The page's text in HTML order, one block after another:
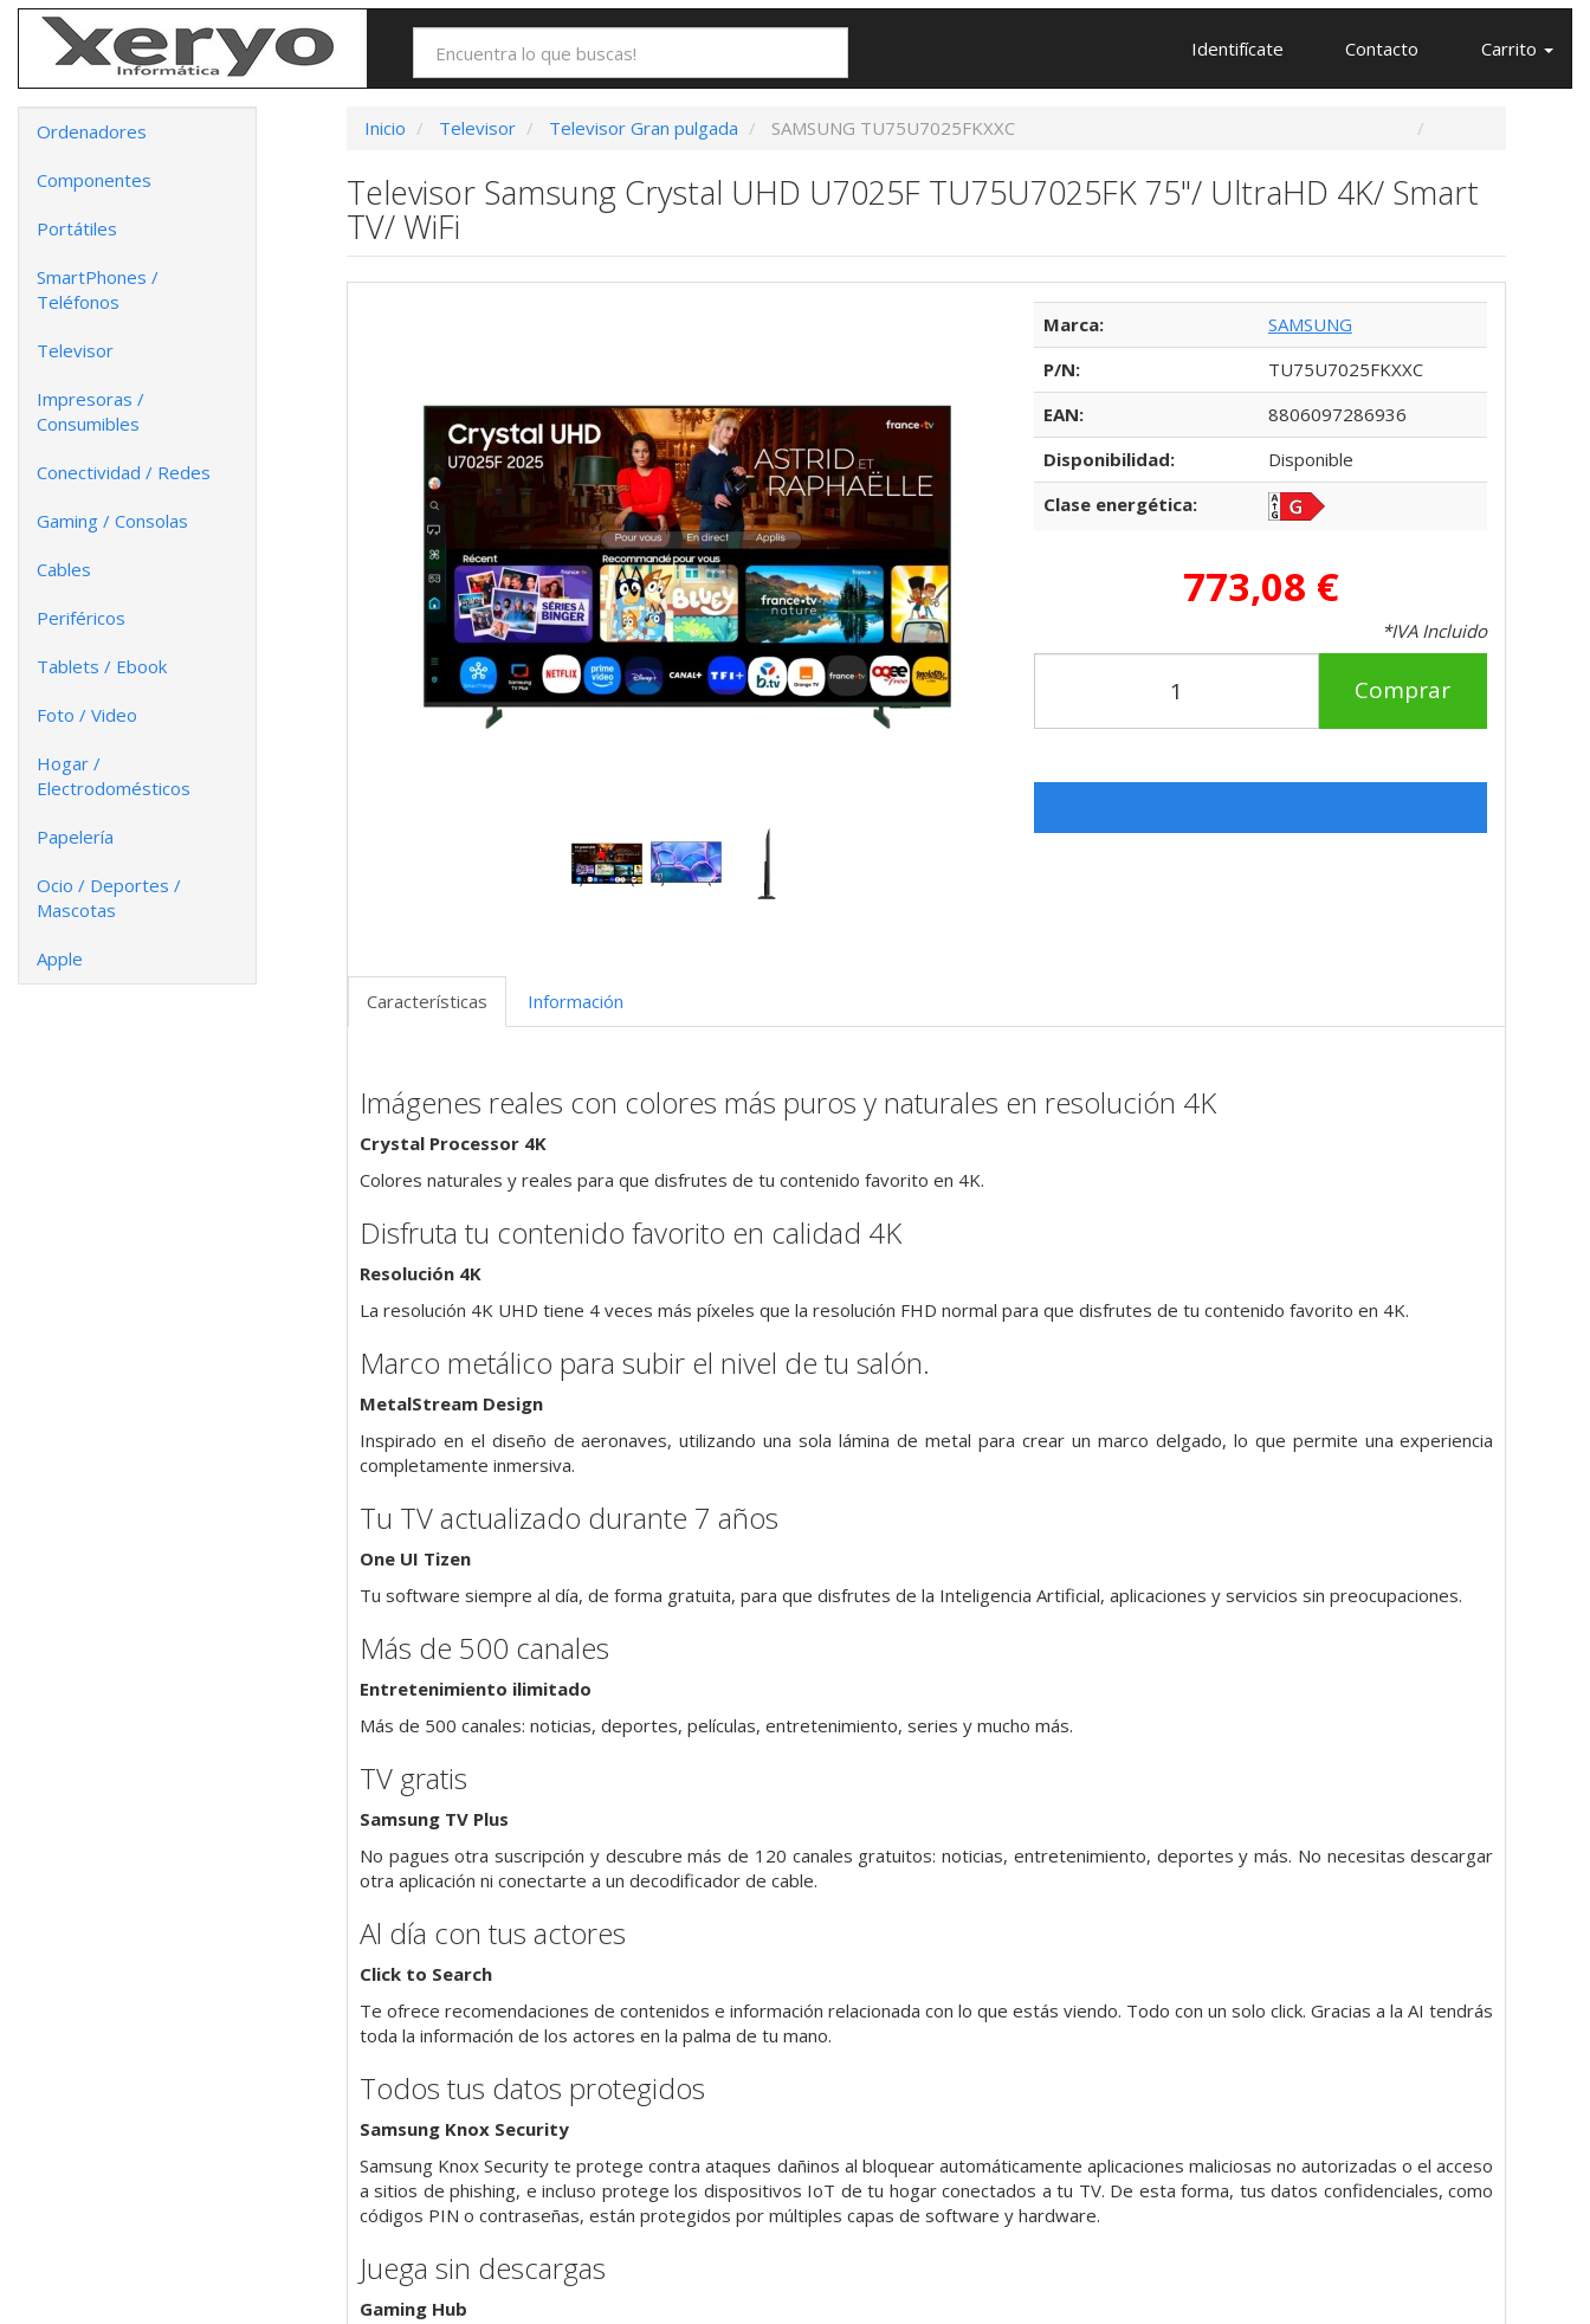
Identifícate Contacto Carrito
Ordenadores
Componentes
Portátiles
SmartPhones /
Teléfonos
Televisor
Impresoras /
Consumibles
Conectividad / Redes
Gaming / Consolas
Cables
Periféricos
Tablets / Ebook
Foto / Video
Hogar /
Electrodomésticos
Papelería
Ocio / Deportes /
Mascotas
Apple
Inicio Televisor Televisor Gran pulgada SAMSUNG TU75U7025FKXXC
Televisor Samsung Crystal UHD U7025F TU75U7025FK 75"/ UltraHD 4K/ Smart
TV/ WiFi
Marca:
SAMSUNG
P/N:
TU75U7025FKXXC
EAN:
8806097286936
Disponibilidad:
Disponible
Clase energética:
773,08 €
*IVA Incluido
Comprar
Características Información
Imágenes reales con colores más puros y naturales en resolución 4K
Crystal Processor 4K
Colores naturales y reales para que disfrutes de tu contenido favorito en 4K.
Disfruta tu contenido favorito en calidad 4K
Resolución 4K
La resolución 4K UHD tiene 4 veces más píxeles que la resolución FHD normal para que disfrutes de tu contenido favorito en 4K.
Marco metálico para subir el nivel de tu salón.
MetalStream Design
Inspirado en el diseño de aeronaves, utilizando una sola lámina de metal para crear un marco delgado, lo que permite una experiencia
completamente inmersiva.
Tu TV actualizado durante 7 años
One UI Tizen
Tu software siempre al día, de forma gratuita, para que disfrutes de la Inteligencia Artificial, aplicaciones y servicios sin preocupaciones.
Más de 500 canales
Entretenimiento ilimitado
Más de 500 canales: noticias, deportes, películas, entretenimiento, series y mucho más.
TV gratis
Samsung TV Plus
No pagues otra suscripción y descubre más de 120 canales gratuitos: noticias, entretenimiento, deportes y más. No necesitas descargar
otra aplicación ni conectarte a un decodificador de cable.
Al día con tus actores
Click to Search
Te ofrece recomendaciones de contenidos e información relacionada con lo que estás viendo. Todo con un solo click. Gracias a la AI tendrás
toda la información de los actores en la palma de tu mano.
Todos tus datos protegidos
Samsung Knox Security
Samsung Knox Security te protege contra ataques dañinos al bloquear automáticamente aplicaciones maliciosas no autorizadas o el acceso
a sitios de phishing, e incluso protege los dispositivos IoT de tu hogar conectados a tu TV. De esta forma, tus datos confidenciales, como
códigos PIN o contraseñas, están protegidos por múltiples capas de software y hardware.
Juega sin descargas
Gaming Hub